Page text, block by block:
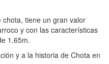
tiene un gran valor
y con las características
1.65m.
y a la historia de Chota en